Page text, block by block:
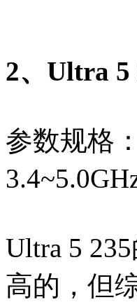
2、Ultra 5
参数规格
Ultra 5
高的，但